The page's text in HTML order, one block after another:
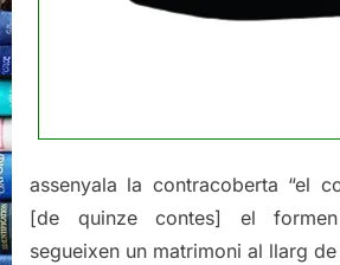
assenyala la contracoberta “el
[de quinze contes] el
segueixen un matrimoni al llarg de